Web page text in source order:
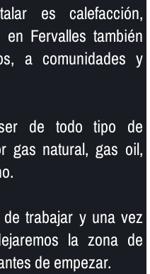
es calefacción,
Fervalles también
a comunidades y
de todo tipo de
gas natural, gas oil,
trabajar y una vez
la zona de
de empezar.